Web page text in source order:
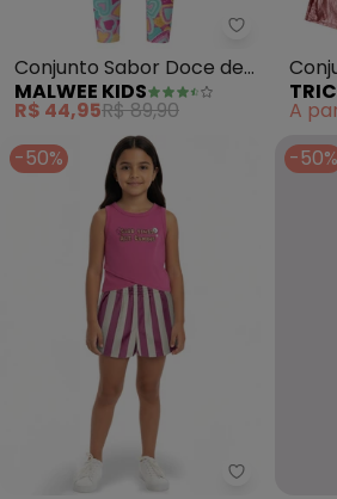
Malwee
Conjunto Sabor Doce de
Amor (Rosa Escuro)
MALWEE KIDS
R$ 44,95R$ 89,90
com
A
-50%
Malwee
-50%